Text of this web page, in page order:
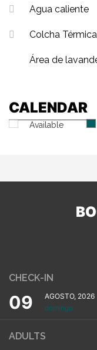
Agua caliente
Colcha Térmica
Área de
CALENDAR
Available
CHECK-IN
09
AGOSTO, 2026
domingo
ADULTS